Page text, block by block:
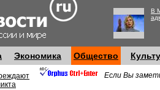
В
Экономика Общество
Если Вы